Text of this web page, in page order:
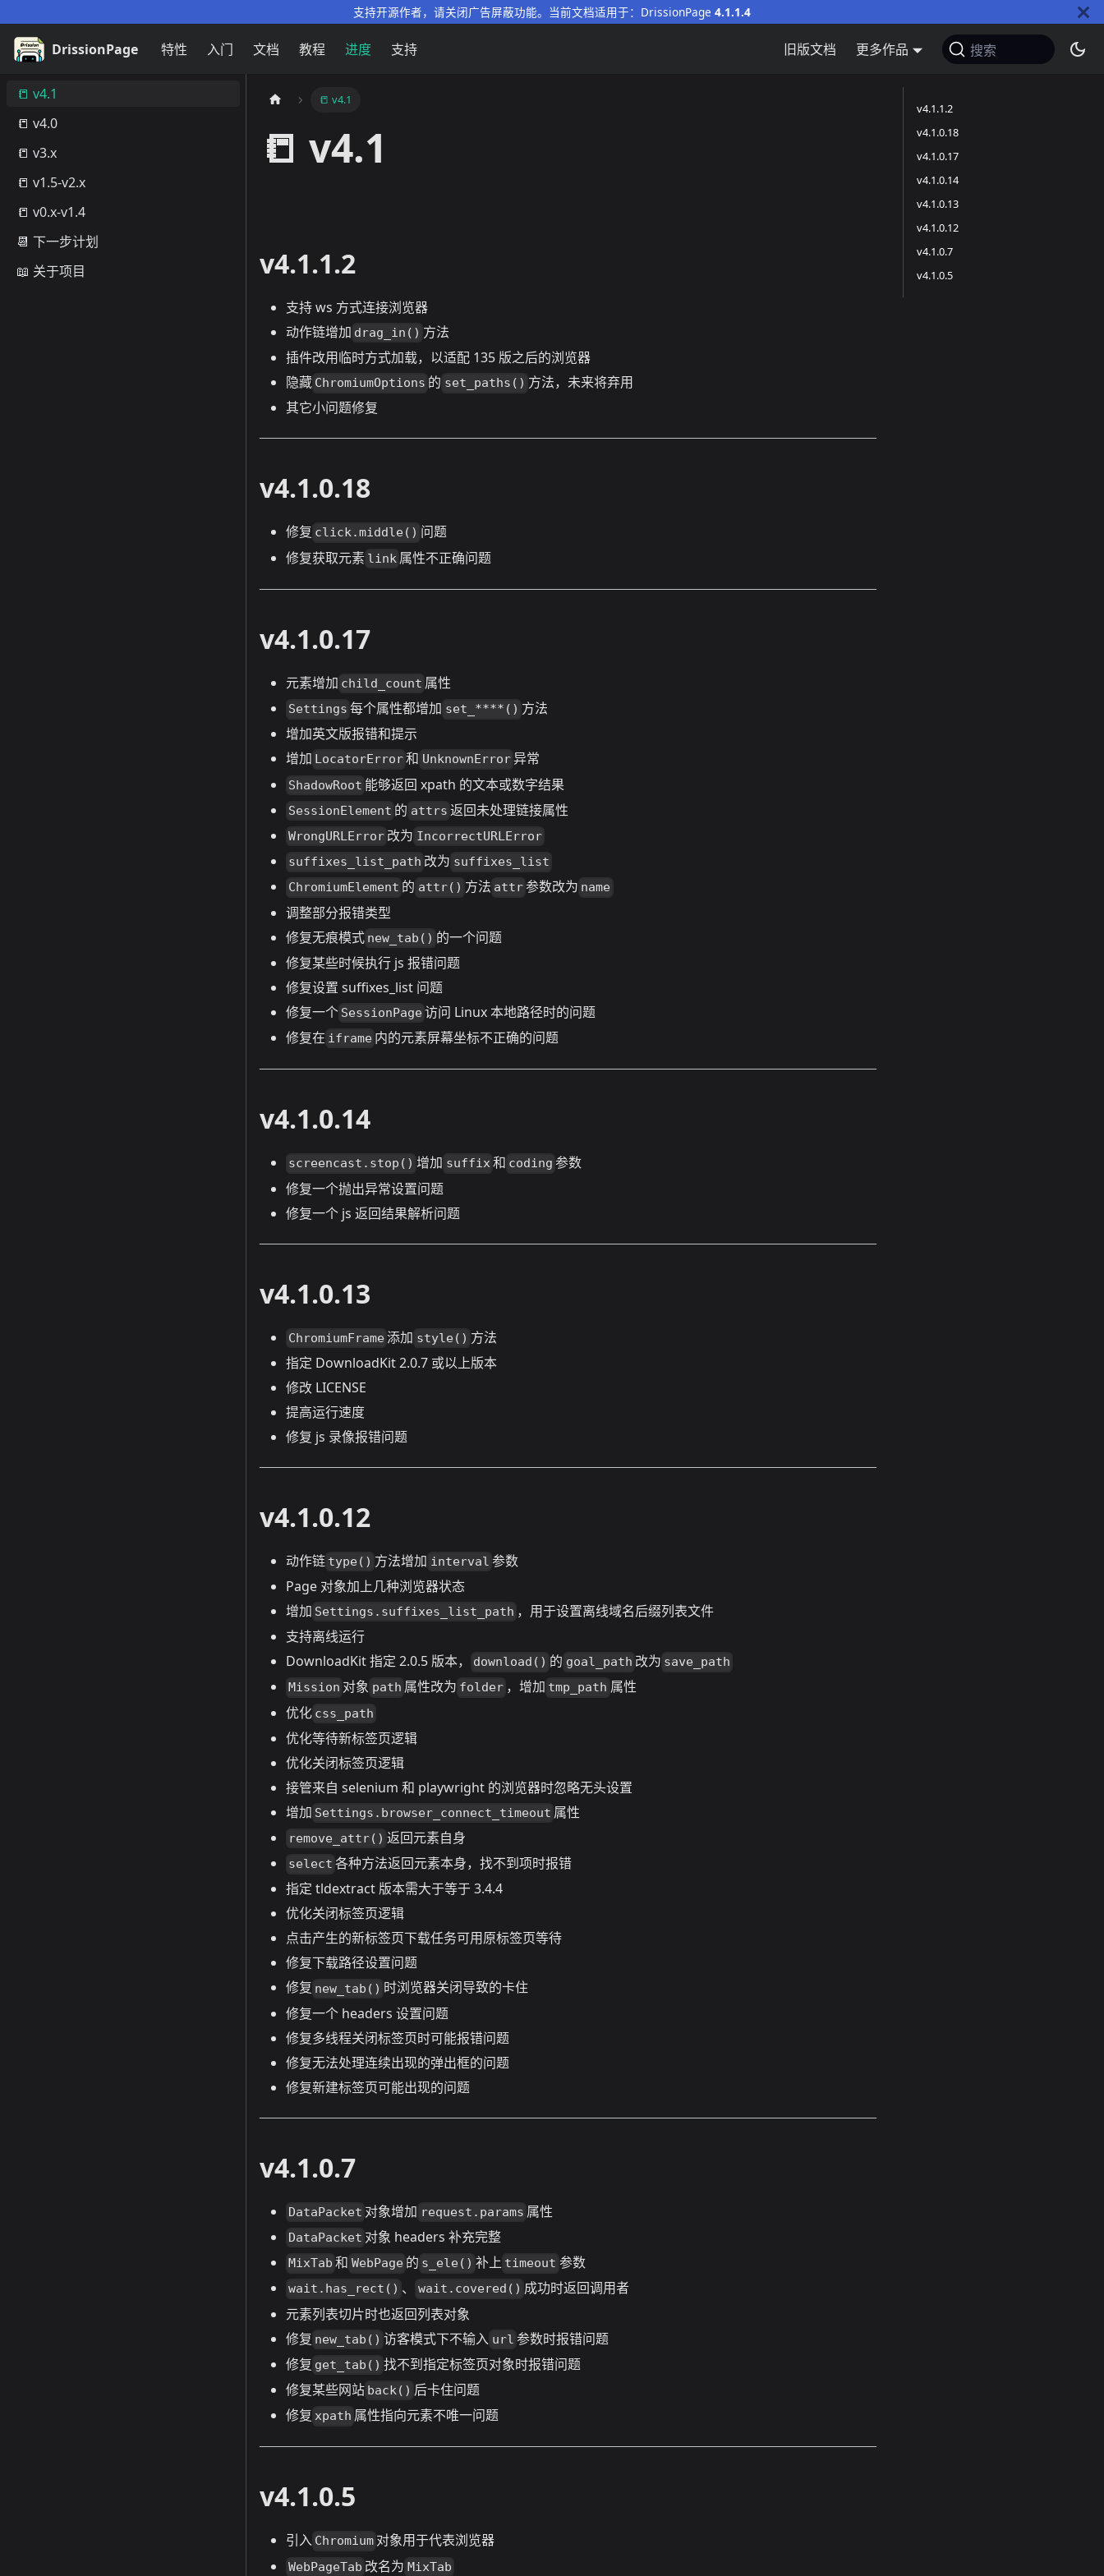
支持开源作者，请关闭广告屏蔽功能。当前文档适用于：DrissionPage 4.1.1.4
DrissionPage 特性 入门 文档 教程 进度 支持 旧版文档 更多作品 搜索
📒 v4.1
📒 v4.0
📒 v3.x
📒 v1.5-v2.x
📒 v0.x-v1.4
📆 下一步计划
📖 关于项目
📒 v4.1
📒 v4.1
v4.1.1.2
支持 ws 方式连接浏览器
动作链增加 drag_in() 方法
插件改用临时方式加载，以适配 135 版之后的浏览器
隐藏 ChromiumOptions 的 set_paths() 方法，未来将弃用
其它小问题修复
v4.1.0.18
修复 click.middle() 问题
修复获取元素 link 属性不正确问题
v4.1.0.17
元素增加 child_count 属性
Settings 每个属性都增加 set_****() 方法
增加英文版报错和提示
增加 LocatorError和 UnknownError异常
ShadowRoot 能够返回 xpath 的文本或数字结果
SessionElement 的 attrs 返回未处理链接属性
WrongURLError 改为 IncorrectURLError
suffixes_list_path 改为 suffixes_list
ChromiumElement 的 attr() 方法 attr参数改为 name
调整部分报错类型
修复无痕模式 new_tab() 的一个问题
修复某些时候执行 js 报错问题
修复设置 suffixes_list 问题
修复一个 SessionPage 访问 Linux 本地路径时的问题
修复在 iframe 内的元素屏幕坐标不正确的问题
v4.1.0.14
screencast.stop() 增加 suffix和 coding 参数
修复一个抛出异常设置问题
修复一个 js 返回结果解析问题
v4.1.0.13
ChromiumFrame 添加 style() 方法
指定 DownloadKit 2.0.7 或以上版本
修改 LICENSE
提高运行速度
修复 js 录像报错问题
v4.1.0.12
动作链 type() 方法增加 interval 参数
Page 对象加上几种浏览器状态
增加 Settings.suffixes_list_path ，用于设置离线域名后缀列表文件
支持离线运行
DownloadKit 指定 2.0.5 版本，
download() 的 goal_path 改为 save_path
Mission 对象 path 属性改为 folder ，增加 tmp_path 属性
优化 css_path
优化等待新标签页逻辑
优化关闭标签页逻辑
接管来自 selenium 和 playwright 的浏览器时忽略无头设置
增加 Settings.browser_connect_timeout 属性
remove_attr() 返回元素自身
select 各种方法返回元素本身，找不到项时报错
指定 tldextract 版本需大于等于 3.4.4
优化关闭标签页逻辑
点击产生的新标签页下载任务可用原标签页等待
修复下载路径设置问题
修复 new_tab() 时浏览器关闭导致的卡住
修复一个 headers 设置问题
修复多线程关闭标签页时可能报错问题
修复无法处理连续出现的弹出框的问题
修复新建标签页可能出现的问题
v4.1.0.7
DataPacket 对象增加 request.params 属性
DataPacket 对象 headers 补充完整
MixTab 和 WebPage 的 s_ele() 补上 timeout 参数
wait.has_rect() 、 wait.covered() 成功时返回调用者
元素列表切片时也返回列表对象
修复 new_tab() 访客模式下不输入 url 参数时报错问题
修复 get_tab() 找不到指定标签页对象时报错问题
修复某些网站 back() 后卡住问题
修复 xpath 属性指向元素不唯一问题
v4.1.0.5
引入 Chromium 对象用于代表浏览器
WebPageTab 改名为 MixTab
v4.1.1.2
v4.1.0.18
v4.1.0.17
v4.1.0.14
v4.1.0.13
v4.1.0.12
v4.1.0.7
v4.1.0.5